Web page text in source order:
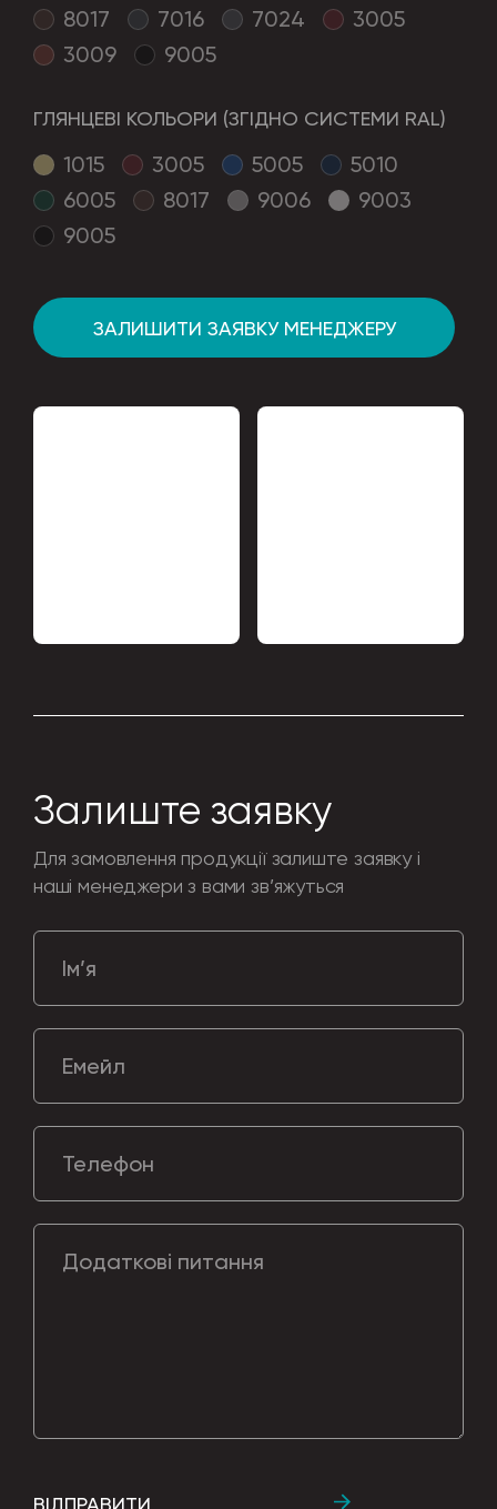
8017
7016 7024
3005
3009
9005
ГЛЯНЦЕВІ КОЛЬОРИ (ЗГІДНО СИСТЕМИ RAL)
1015 3005 5005
5010
6005
8017 9006
9003
9005
ЗАЛИШИТИ ЗАЯВКУ МЕНЕДЖЕРУ
Залиште заявку
Для замовлення продукції залиште заявку і
наші менеджери з вами зв’яжуться
Ім’я
Емейл
Телефон
Додаткові питання
ВІДПРАВИТИ